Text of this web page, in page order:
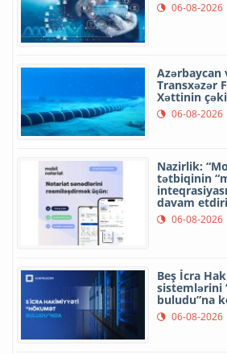
06-08-2026
Azərbaycan
Transxəzər
Xəttinin
06-08-2026
Nazirlik:
tətbiqinin
davam
06-08-2026
Beş İcra
sistemlərini
buludu”na
06-08-2026